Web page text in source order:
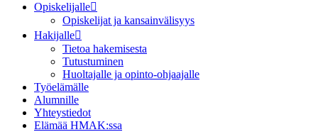
Opiskelijalle
Opiskelijat ja kansainvälisyys
Hakijalle
Tietoa hakemisesta
Tutustuminen
Huoltajalle ja opinto-ohjaajalle
Työelämälle
Alumnille
Yhteystiedot
Elämää HMAK:ssa